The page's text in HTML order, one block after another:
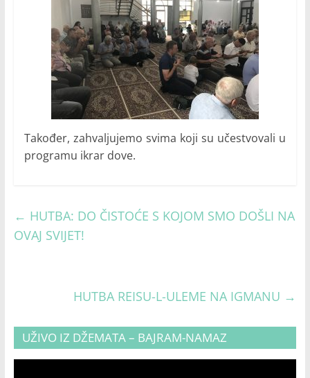
Također, zahvaljujemo svima koji su učestvovali u
programu ikrar dove.
← HUTBA: DO ČISTOĆE S KOJOM SMO DOŠLI NA
OVAJ SVIJET!
HUTBA REISU-L-ULEME NA IGMANU →
UŽIVO IZ DŽEMATA – BAJRAM-NAMAZ